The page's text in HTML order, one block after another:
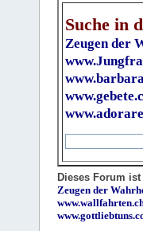
Suche in
Zeugen der
Dieses Forum
Zeugen der